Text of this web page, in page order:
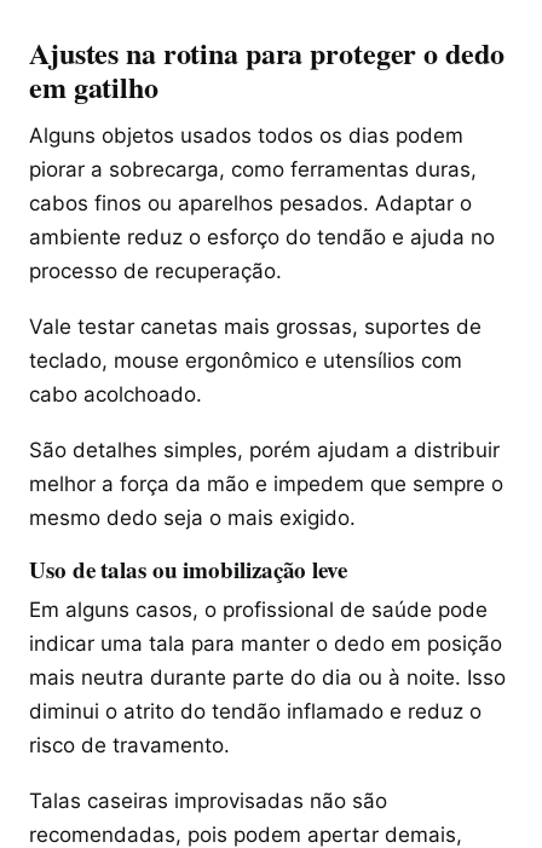
Ajustes na rotina para proteger o dedo
em gatilho
Alguns objetos usados todos os dias podem
piorar a sobrecarga, como ferramentas duras,
cabos finos ou aparelhos pesados. Adaptar o
ambiente reduz o esforço do tendão e ajuda no
processo de recuperação.
Vale testar canetas mais grossas, suportes de
teclado, mouse ergonômico e utensílios com
cabo acolchoado.
São detalhes simples, porém ajudam a distribuir
melhor a força da mão e impedem que sempre o
mesmo dedo seja o mais exigido.
Uso de talas ou imobilização leve
Em alguns casos, o profissional de saúde pode
indicar uma tala para manter o dedo em posição
mais neutra durante parte do dia ou à noite. Isso
diminui o atrito do tendão inflamado e reduz o
risco de travamento.
Talas caseiras improvisadas não são
recomendadas, pois podem apertar demais,